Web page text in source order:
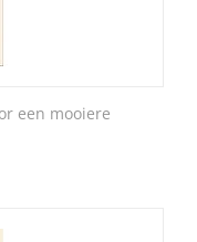
een mooiere